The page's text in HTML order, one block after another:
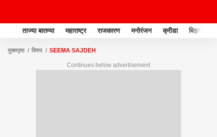
ताज्या बातम्या महाराष्ट्र राजकारण मनोरंजन क्रीडा बिझनेस
मुख्यपृष्ठ विषय SEEMA SAJDEH
Continues below advertisement